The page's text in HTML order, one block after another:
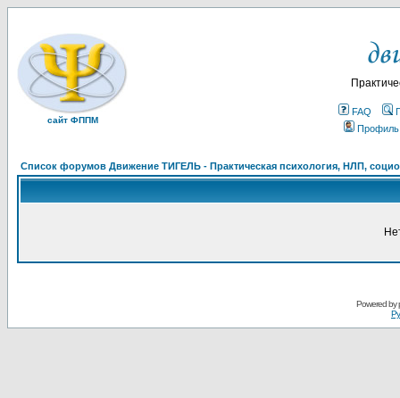
сайт ФППМ
FAQ
Профиль
Список форумов Движение ТИГЕЛЬ - Практическая психология, НЛП,
Powered by